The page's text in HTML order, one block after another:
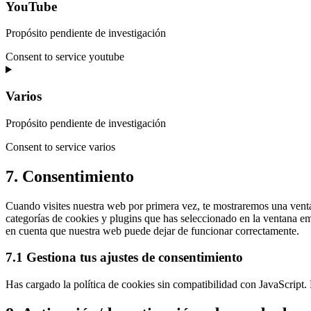
YouTube
Propósito pendiente de investigación
Consent to service youtube
Varios
Propósito pendiente de investigación
Consent to service varios
7. Consentimiento
Cuando visites nuestra web por primera vez, te mostraremos una
categorías de cookies y plugins que has seleccionado en la ventana
en cuenta que nuestra web puede dejar de funcionar correctamente.
7.1 Gestiona tus ajustes de consentimiento
Has cargado la política de cookies sin compatibilidad con